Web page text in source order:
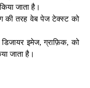
जाता है।
की तरह वेब पेज टेक्स्ट को
इमेज, ग्राफ़िक, को
जाता है।